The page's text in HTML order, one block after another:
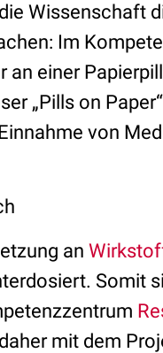
Wissenschaft
Im
an einer
„Pills on
von
an
Somit
mit dem